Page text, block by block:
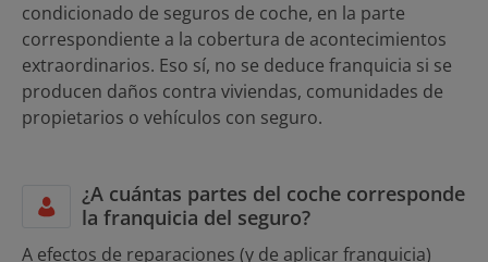
condicionado de seguros de coche, en la parte
correspondiente a la cobertura de acontecimientos
extraordinarios. Eso sí, no se deduce franquicia si se
producen daños contra viviendas, comunidades de
propietarios o vehículos con seguro.
¿A cuántas partes del coche corresponde
la franquicia del seguro?
A efectos de reparaciones (y de aplicar franquicia)